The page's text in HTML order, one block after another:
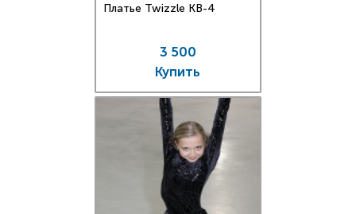
Платье Twizzle КВ-4
3 500
Купить